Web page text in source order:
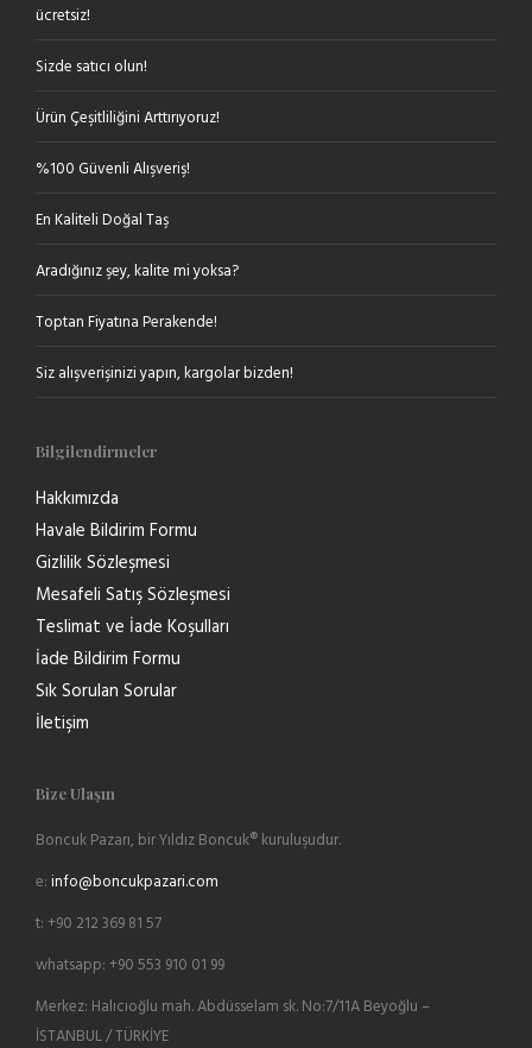
ücretsiz!
Sizde satıcı olun!
Ürün Çeşitliliğini Arttırıyoruz!
%100 Güvenli Alışveriş!
En Kaliteli Doğal Taş
Aradığınız şey, kalite mi yoksa?
Toptan Fiyatına Perakende!
Siz alışverişinizi yapın, kargolar bizden!
Bilgilendirmeler
Hakkımızda
Havale Bildirim Formu
Gizlilik Sözleşmesi
Mesafeli Satış Sözleşmesi
Teslimat ve İade Koşulları
İade Bildirim Formu
Sık Sorulan Sorular
İletişim
Bize Ulaşın
Boncuk Pazarı, bir Yıldız Boncuk® kuruluşudur.
e:info@boncukpazari.com
t: +90 212 369 81 57
whatsapp: +90 553 910 01 99
Merkez: Halıcıoğlu mah. Abdüsselam sk. No:7/11A Beyoğlu –
İSTANBUL / TÜRKİYE